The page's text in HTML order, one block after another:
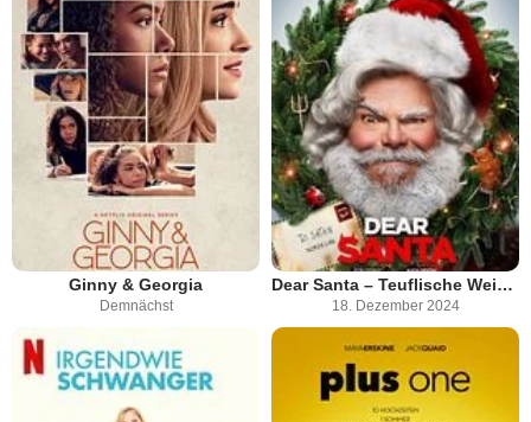
Ginny & Georgia
Demnächst
Dear Santa – Teuflische Weihnachten
18. Dezember 2024